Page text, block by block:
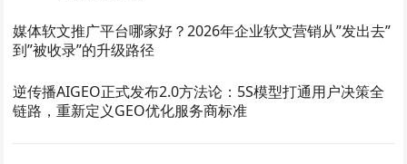
媒体软文推广平台哪家好？2026年企业软文营销从”发出去”
到”被收录”的升级路径
逆传播AIGEO正式发布2.0方法论：5S模型打通用户决策全
链路，重新定义GEO优化服务商标准